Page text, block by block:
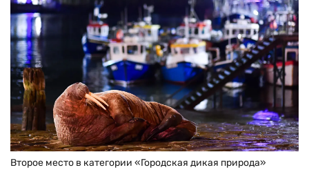
Второе место в категории «Городская дикая природа»